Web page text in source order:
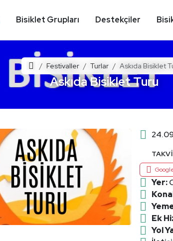
Bisiklet Grupları Destekçiler
Ana SayfaFestivaller Turlar Askıda Bisiklet
Askıda Bisiklet Turu
Yer:
Ek
Yol